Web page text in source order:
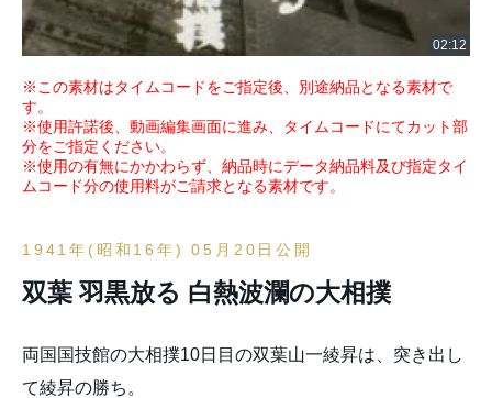
※この素材はタイムコードをご指定後、別途納品となる素材で
す。
※使用許諾後、動画編集画面に進み、タイムコードにてカット部
分をご指定ください。
※使用の有無にかかわらず、納品時にデータ納品料及び指定タイ
ムコード分の使用料がご請求となる素材です。
1941年(昭和16年) 05月20日公開
双葉 羽黒放る 白熱波瀾の大相撲
両国国技館の大相撲10日目の双葉山一綾昇は、突き出し
て綾昇の勝ち。